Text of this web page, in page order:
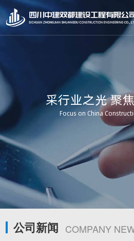
采行业之光 聚
Focus on China
公司新闻 COMPANY